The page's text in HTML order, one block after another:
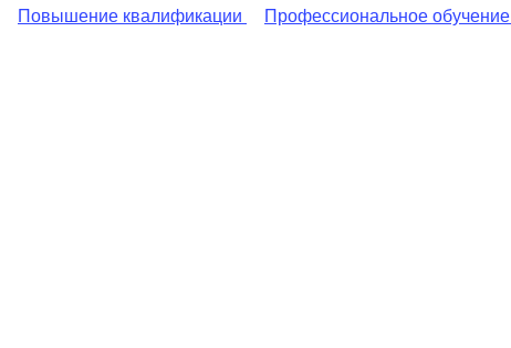
Повышение квалификации Профессиональное обучение